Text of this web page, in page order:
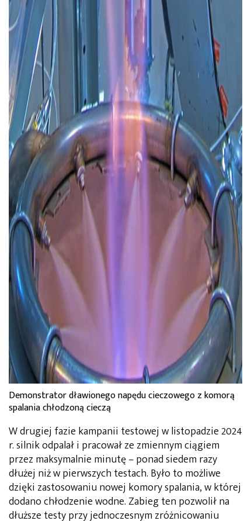
Demonstrator dławionego napędu cieczowego z komorą
spalania chłodzoną cieczą
W drugiej fazie kampanii testowej w listopadzie 2024
r. silnik odpalał i pracował ze zmiennym ciągiem
przez maksymalnie minutę – ponad siedem razy
dłużej niż w pierwszych testach. Było to możliwe
dzięki zastosowaniu nowej komory spalania, w której
dodano chłodzenie wodne. Zabieg ten pozwolił na
dłuższe testy przy jednoczesnym zróżnicowaniu